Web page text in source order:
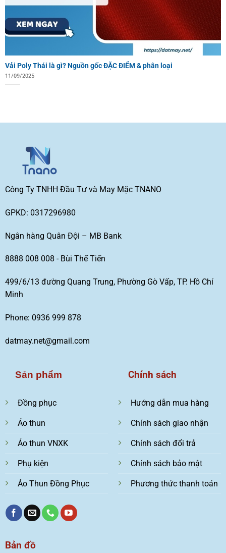
Vải Poly Thái là gì? Nguồn gốc ĐẶC ĐIỂM & phân loại
11/09/2025
Công Ty TNHH Đầu Tư và May Mặc TNANO
GPKD: 0317296980
Ngân hàng Quân Đội – MB Bank
8888 008 008 - Bùi Thế Tiến
499/6/13 đường Quang Trung, Phường Gò Vấp, TP. Hồ Chí
Minh
Phone: 0936 999 878
datmay.net@gmail.com
Sản phẩm
Đồng phục
Áo thun
Áo thun VNXK
Phụ kiện
Áo Thun Đồng Phục
Chính sách
Hướng dẫn mua hàng
Chính sách giao nhận
Chính sách đổi trả
Chính sách bảo mật
Phương thức thanh toán
Bản đồ